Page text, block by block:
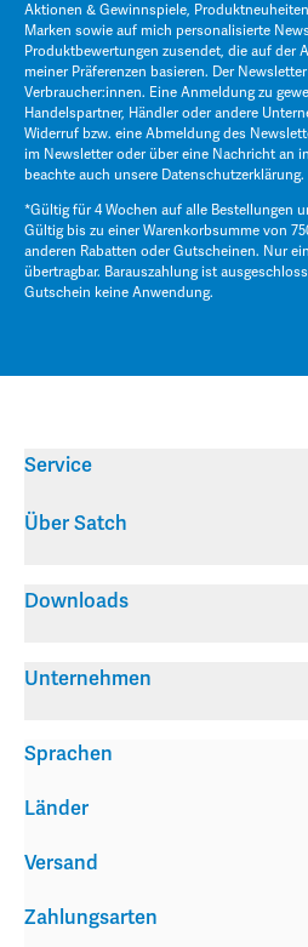
Aktionen & Gewinnspiele,
Marken sowie auf mich personalisierte
Produktbewertungen zusendet, die auf der
meiner Präferenzen basieren. Der
Verbraucher:innen. Eine Anmeldung zu
Handelspartner, Händler oder andere
Widerruf bzw. eine Abmeldung des
im Newsletter oder über eine Nachricht an
beachte auch unsere Datenschutzerklärung.
*Gültig für 4 Wochen auf alle Bestellungen
Gültig bis zu einer Warenkorbsumme von
anderen Rabatten oder Gutscheinen. Nur
übertragbar. Barauszahlung ist
Gutschein keine Anwendung.
Service
Über Satch
Downloads
Unternehmen
Versand
Zahlungsarten
Sprachen
Länder